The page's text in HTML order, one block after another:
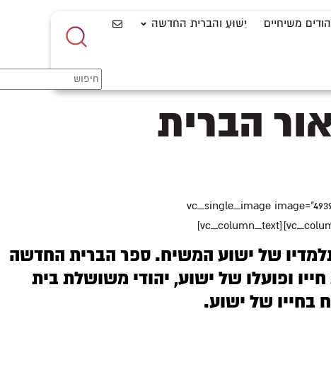
משיחיים יֵשׁוּעַ והברית החדשה
הברית
של ישוע המשיח. ספר הברית החדשה
ופועלו של ישוע, יהודי משושלת בית
בחייו של ישוע.